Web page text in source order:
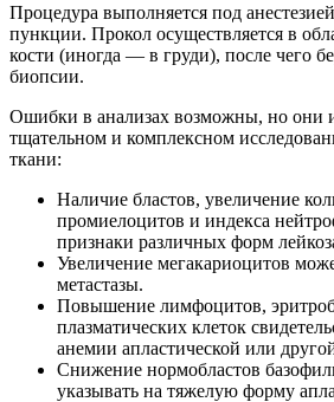
Процедура выполняется под
пункции. Прокол осуществляется в
кости (иногда — в груди), после чего
биопсии.
Ошибки в анализах возможны, но они
тщательном и комплексном
ткани:
Наличие бластов, увеличение
промиелоцитов и индекса
признаки различных форм
Увеличение мегакариоцитов
метастазы.
Повышение лимфоцитов,
плазматических клеток
анемии апластической или
Снижение нормобластов
указывать на тяжелую форму